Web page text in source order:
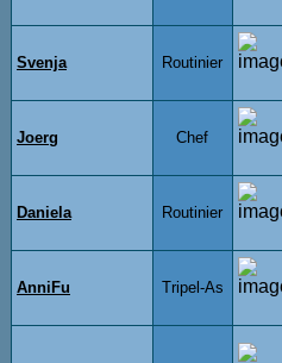
Svenja Routinier
Joerg Chef
Daniela Routinier
AnniFu Tripel-As